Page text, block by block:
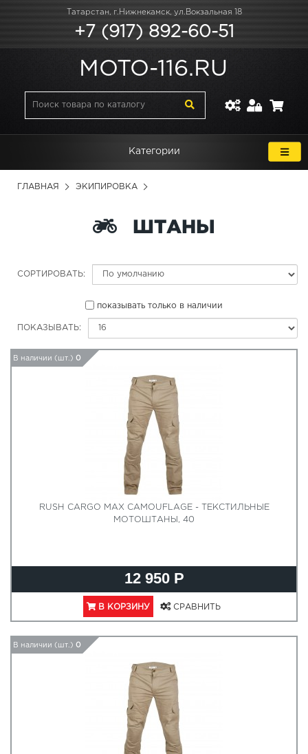
Татарстан, г.Нижнекамск, ул.Вокзальная 18
+7 (917) 892-60-51
MOTO-116.RU
Категории
ГЛАВНАЯ ЭКИПИРОВКА
ШТАНЫ
СОРТИРОВАТЬ:
показывать только в наличии
ПОКАЗЫВАТЬ:
В наличии (шт.) 0
RUSH CARGO MAX CAMOUFLAGE - ТЕКСТИЛЬНЫЕ
МОТОШТАНЫ, 40
12 950 Р
В КОРЗИНУ СРАВНИТЬ
В наличии (шт.) 0